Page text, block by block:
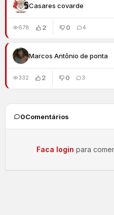
Casares covarde
678 2 0 4
Marcos Antônio de ponta
332 2 0 3
0Comentários
Faca login para